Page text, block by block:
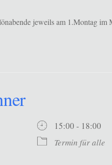
jeweils am 1.Montag im
15:00 - 18:00
Termin für alle